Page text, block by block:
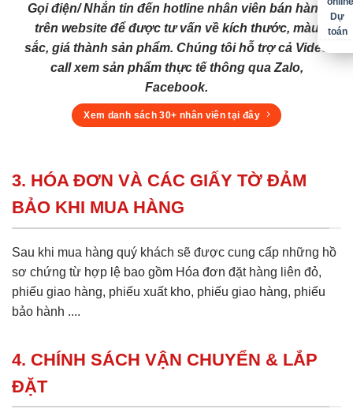
Gọi điện/ Nhắn tin đến hotline nhân viên bán hàng
trên website để được tư vấn về kích thước, màu
sắc, giá thành sản phẩm. Chúng tôi hỗ trợ cả Video
call xem sản phẩm thực tế thông qua Zalo,
Facebook.
Xem danh sách 30+ nhân viên tại đây
3. HÓA ĐƠN VÀ CÁC GIẤY TỜ ĐẢM
BẢO KHI MUA HÀNG
Sau khi mua hàng quý khách sẽ được cung cấp những hồ
sơ chứng từ hợp lệ bao gồm Hóa đơn đặt hàng liên đỏ,
phiếu giao hàng, phiếu xuất kho, phiếu giao hàng, phiếu
bảo hành ....
4. CHÍNH SÁCH VẬN CHUYỂN & LẮP
ĐẶT
Dự
toán